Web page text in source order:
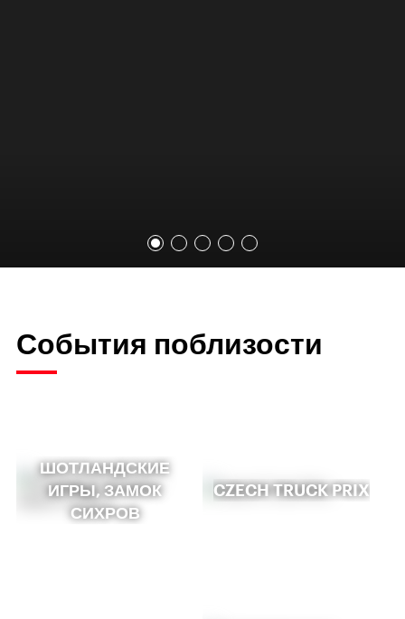
События поблизости
ШОТЛАНДСКИЕ
ИГРЫ, ЗАМОК
СИХРОВ
CZECH TRUCK PRIX